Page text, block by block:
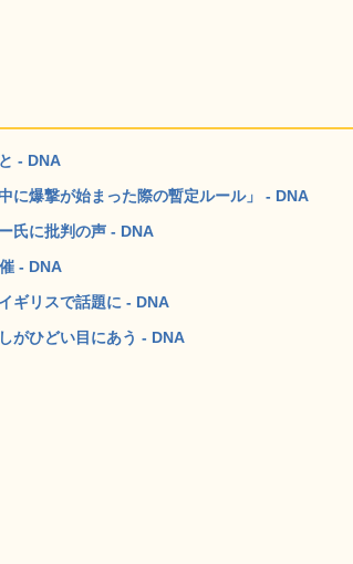
- DNA
に爆撃が始まった際の暫定ルール」 - DNA
氏に批判の声 - DNA
- DNA
ギリスで話題に - DNA
がひどい目にあう - DNA